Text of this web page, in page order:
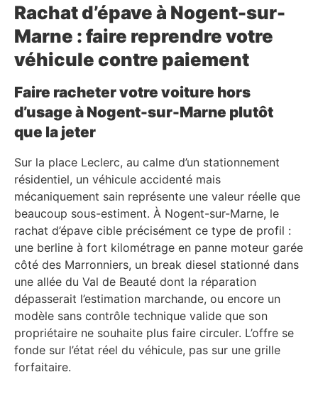
Rachat d’épave à Nogent-sur-
Marne : faire reprendre votre
véhicule contre paiement
Faire racheter votre voiture hors
d’usage à Nogent-sur-Marne plutôt
que la jeter
Sur la place Leclerc, au calme d’un stationnement
résidentiel, un véhicule accidenté mais
mécaniquement sain représente une valeur réelle que
beaucoup sous-estiment. À Nogent-sur-Marne, le
rachat d’épave cible précisément ce type de profil :
une berline à fort kilométrage en panne moteur garée
côté des Marronniers, un break diesel stationné dans
une allée du Val de Beauté dont la réparation
dépasserait l’estimation marchande, ou encore un
modèle sans contrôle technique valide que son
propriétaire ne souhaite plus faire circuler. L’offre se
fonde sur l’état réel du véhicule, pas sur une grille
forfaitaire.